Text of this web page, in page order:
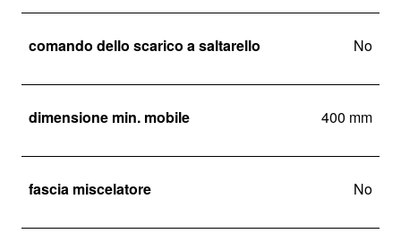
comando dello scarico a saltarello No
dimensione min. mobile 400 mm
fascia miscelatore No